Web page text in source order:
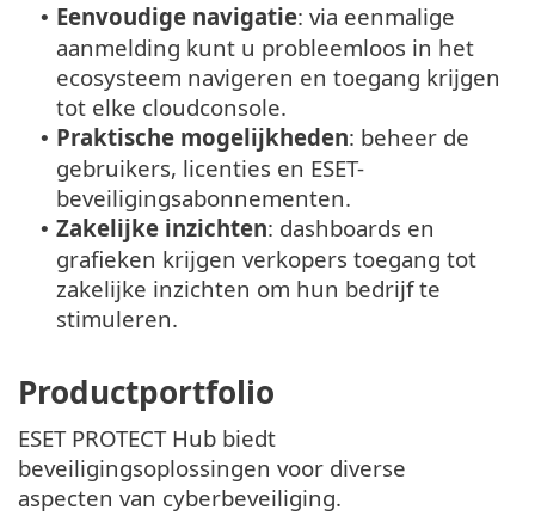
• Eenvoudige navigatie: via eenmalige
aanmelding kunt u probleemloos in het
ecosysteem navigeren en toegang krijgen
tot elke cloudconsole.
• Praktische mogelijkheden: beheer de
gebruikers, licenties en ESET-
beveiligingsabonnementen.
• Zakelijke inzichten: dashboards en
grafieken krijgen verkopers toegang tot
zakelijke inzichten om hun bedrijf te
stimuleren.
Productportfolio
ESET PROTECT Hub biedt
beveiligingsoplossingen voor diverse
aspecten van cyberbeveiliging.